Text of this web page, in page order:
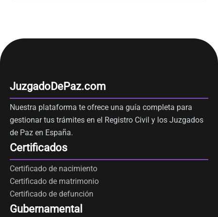
JuzgadoDePaz.com
Nuestra plataforma te ofrece una guía completa para
gestionar tus trámites en el Registro Civil y los Juzgados
de Paz en España.
Certificados
Certificado de nacimiento
Certificado de matrimonio
Certificado de defunción
Gubernamental